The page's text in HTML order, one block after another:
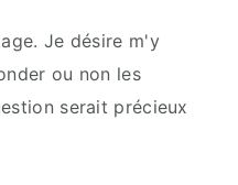
Je désire m'y
ou non les
serait précieux